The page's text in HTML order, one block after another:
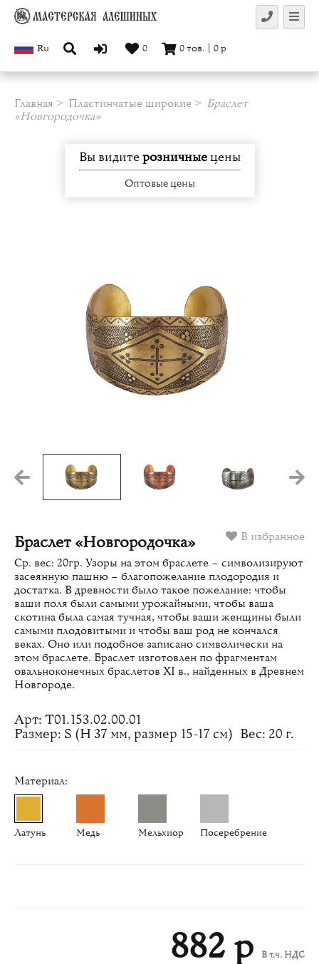
Ru 0 0тов. 0р
Главная Пластинчатые широкие
Браслет
«Новгородочка»
Вы видитерозничныецены
Оптовые цены
В избранное
Браслет «Новгородочка»
Ср. вес: 20гр. Узоры на этом браслете – символизируют
засеянную пашню – благопожелание плодородия и
достатка. В древности было такое пожелание: чтобы
ваши поля были самыми урожайными, чтобы ваша
скотина была самая тучная, чтобы ваши женщины были
самыми плодовитыми и чтобы ваш род не кончался
веках. Оно или подобное записано символически на
этом браслете. Браслет изготовлен по фрагментам
овальноконечных браслетов XI в., найденных в Древнем
Новгороде.
Арт: Т01.153.02.00.01
Размер: S (H 37 мм, размер 15-17 см) Вес: 20 г.
Материал:
Латунь Медь Мельхиор Посеребрение
882 р В т.ч. НДС